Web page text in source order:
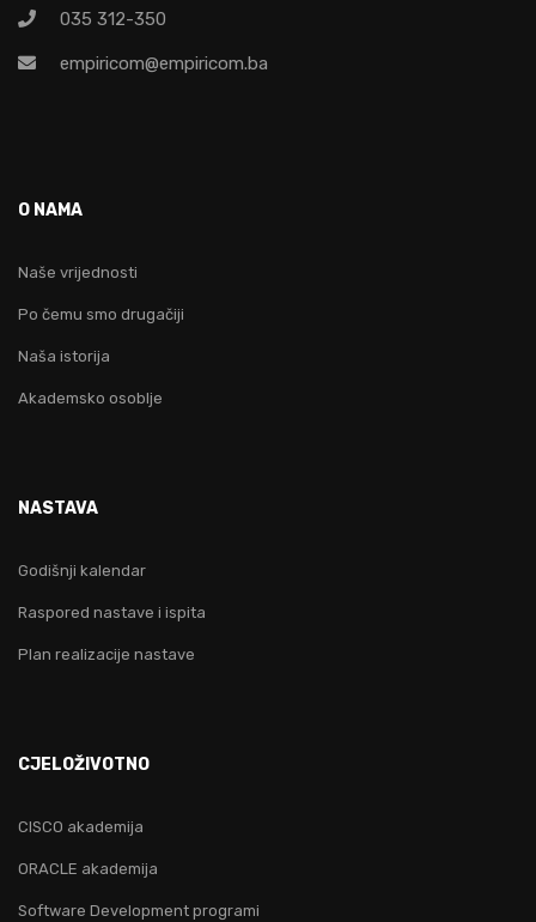
035 312-350
empiricom@empiricom.ba
O NAMA
Naše vrijednosti
Po čemu smo drugačiji
Naša istorija
Akademsko osoblje
NASTAVA
Godišnji kalendar
Raspored nastave i ispita
Plan realizacije nastave
CJELOŽIVOTNO
CISCO akademija
ORACLE akademija
Software Development programi